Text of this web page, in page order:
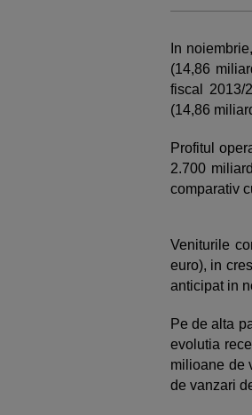
In
(14,86
fiscal 2013/
(14,86
Profitul
2.700
comparativ
Veniturile
euro), in
anticipat in
Pe de alta
evolutia
milioane de
de vanzari